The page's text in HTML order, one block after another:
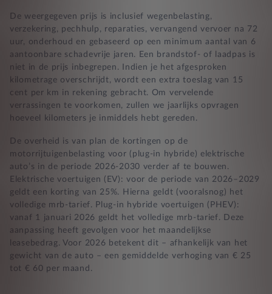
De weergegeven prijs is inclusief wegenbelasting,
verzekering, pechhulp, reparaties, vervangend vervoer na 72
uur, onderhoud en gebaseerd op een minimum aantal van 6
aantoonbare schadevrije jaren. Een brandstof- of laadpas is
niet in de prijs inbegrepen. Indien je het afgesproken
kilometrage overschrijdt, wordt een extra toeslag van 15
cent per km in rekening gebracht. Om vervelende
verrassingen te voorkomen, zullen we jaarlijks opvragen
hoeveel kilometers je inmiddels hebt gereden.
De overheid is van plan de kortingen op de
motorrijtuigenbelasting voor (plug-in hybride) elektrische
auto’s in de periode 2026-2030 verder af te bouwen.
Elektrische voertuigen (EV): voor de periode van 2026–2029
geldt een korting van 25%. Hierna geldt (vooralsnog) het
volledige mrb-tarief. Plug-in hybride voertuigen (PHEV):
vanaf 1 januari 2026 geldt het volledige mrb-tarief. Deze
aanpassing heeft gevolgen voor het maandelijkse
leasebedrag. Voor 2026 betekent dit – afhankelijk van het
gewicht van de auto – een gemiddelde verhoging van € 25
tot € 60 per maand.